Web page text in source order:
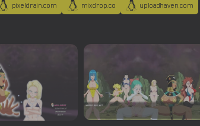
pixeldrain.com mixdrop.co uploadhaven.com